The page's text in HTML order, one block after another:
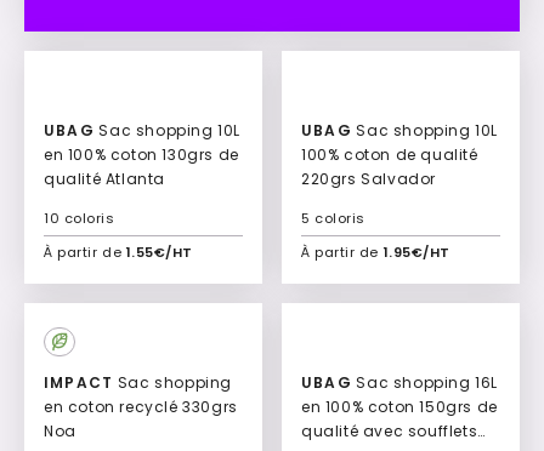
UBAG Sac shopping 10L
en 100% coton 130grs de
qualité Atlanta
À partir de 1.55€/HT
10 coloris
Ajouter à mon devis
UBAG Sac shopping 10L
100% coton de qualité
220grs Salvador
À partir de 1.95€/HT
5 coloris
Ajouter à mon devis
IMPACT
en coton recyclé 330grs
Noa
UBAG Sac shopping 16L
en 100% coton 150grs de
qualité avec soufflets